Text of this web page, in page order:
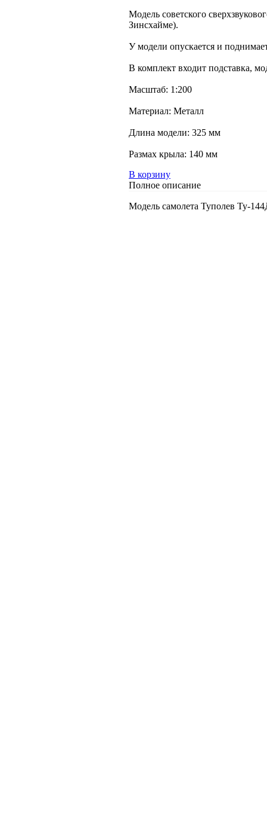
Модель советского
Зинсхайме).
У модели опускается и
В комплект входит подставка,
Масштаб: 1:200
Материал: Металл
Длина модели: 325 мм
Размах крыла: 140 мм
В корзину
Полное описание
Модель самолета Туполев Ту-